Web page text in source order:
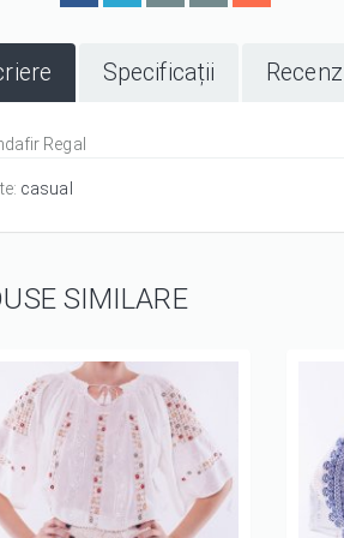
Specificații
Regal
casual
SIMILARE